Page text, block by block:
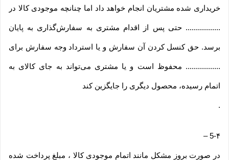
خریداری شده مشتریان انجام خواهد داد اما چنانچه موجودی کالا در
................. حتی پس از اقدام مشتری به سفارش‌‏گذاری به پایان
برسد. حق کنسل کردن آن سفارش و یا استرداد وجه سفارش برای
................. محفوظ است و یا مشتری می‏‌تواند به جای کالای به
اتمام رسیده، محصول دیگری را جایگزین کند
.
5-۴–
در صورت بروز مشکل مانند اتمام موجودی کالا ، مبلغ پرداخت شده